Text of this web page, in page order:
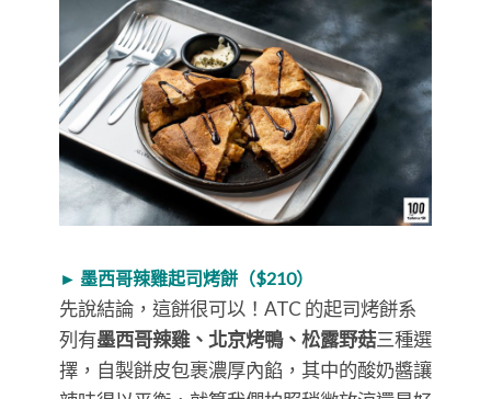
► 墨西哥辣雞起司烤餅（$210）
先說結論，這餅很可以！ATC 的起司烤餅系
列有墨西哥辣雞、北京烤鴨、松露野菇三種選
擇，自製餅皮包裹濃厚內餡，其中的酸奶醬讓